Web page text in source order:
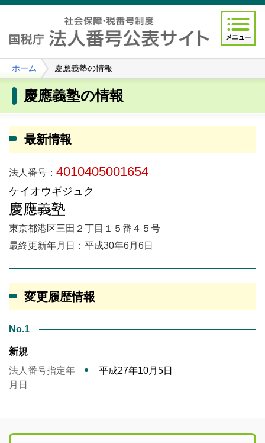
ホーム 慶應義塾の情報
慶應義塾の情報
最新情報
法人番号： 4010405001654
ケイオウギジュク
慶應義塾
東京都港区三田２丁目１５番４５号
最終更新年月日：平成30年6月6日
変更履歴情報
No.1
新規
法人番号指定年
月日
平成27年10月5日